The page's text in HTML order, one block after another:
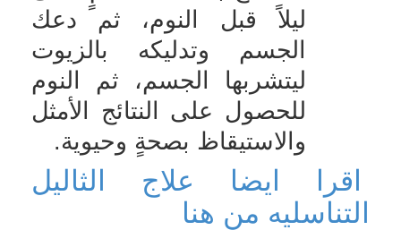
ليلاً قبل النوم، ثم دعك
الجسم وتدليكه بالزيوت
ليتشربها الجسم، ثم النوم
للحصول على النتائج الأمثل
والاستيقاظ بصحةٍ وحيوية.
اقرا ايضا علاج الثاليل
التناسليه من هنا